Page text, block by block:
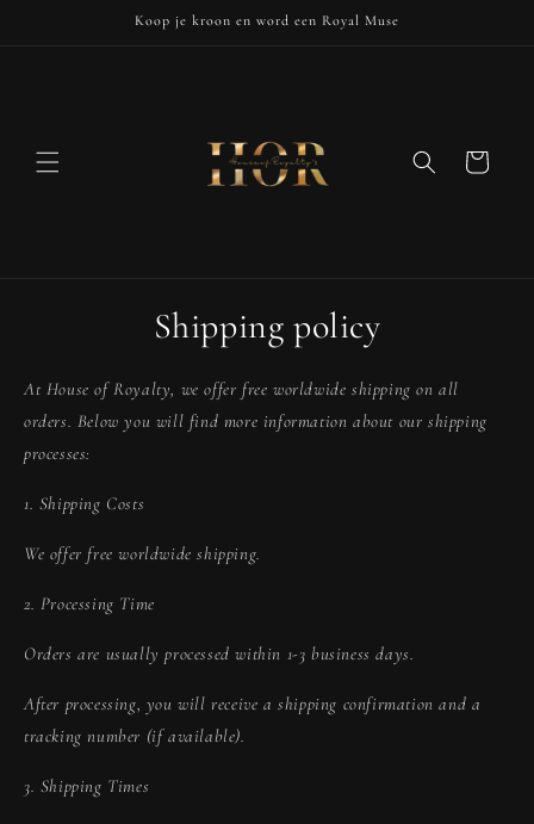
Koop je kroon en word een Royal Muse
Cart
Shipping policy
At House of Royalty, we offer free worldwide shipping on all
orders. Below you will find more information about our shipping
processes:
1. Shipping Costs
We offer free worldwide shipping.
2. Processing Time
Orders are usually processed within 1-3 business days.
After processing, you will receive a shipping confirmation and a
tracking number (if available).
3. Shipping Times